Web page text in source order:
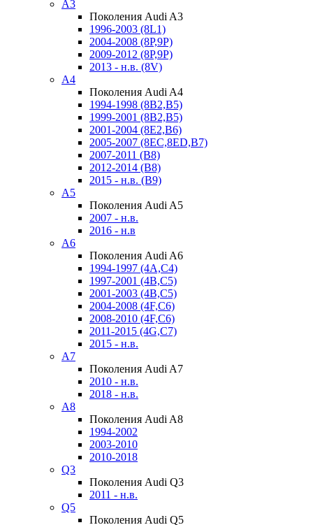
A3
Поколения Audi A3
1996-2003 (8L1)
2004-2008 (8P,9P)
2009-2012 (8P,9P)
2013 - н.в. (8V)
A4
Поколения Audi A4
1994-1998 (8B2,B5)
1999-2001 (8B2,B5)
2001-2004 (8E2,B6)
2005-2007 (8EC,8ED,B7)
2007-2011 (B8)
2012-2014 (B8)
2015 - н.в. (B9)
A5
Поколения Audi A5
2007 - н.в.
2016 - н.в
A6
Поколения Audi A6
1994-1997 (4A,C4)
1997-2001 (4B,C5)
2001-2003 (4B,C5)
2004-2008 (4F,C6)
2008-2010 (4F,C6)
2011-2015 (4G,C7)
2015 - н.в.
A7
Поколения Audi A7
2010 - н.в.
2018 - н.в.
A8
Поколения Audi A8
1994-2002
2003-2010
2010-2018
Q3
Поколения Audi Q3
2011 - н.в.
Q5
Поколения Audi Q5